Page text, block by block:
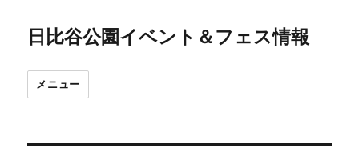
日比谷公園イベント＆フェス情報
メニュー